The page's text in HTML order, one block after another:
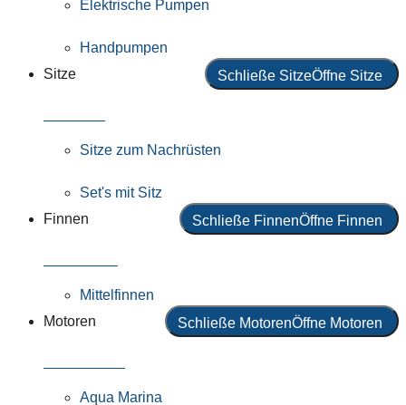
Elektrische Pumpen
Handpumpen
Sitze
Schließe SitzeÖffne Sitze
Sitze zum Nachrüsten
Set's mit Sitz
Finnen
Schließe FinnenÖffne Finnen
Mittelfinnen
Motoren
Schließe MotorenÖffne Motoren
Aqua Marina